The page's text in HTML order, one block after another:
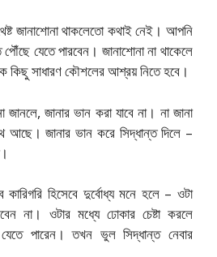
জানাশোনা থাকলেতো কথাই নেই। আপনি
যেতে পারবেন। জানাশোনা না থাকেলে
কিছু সাধারণ কৌশলের আশ্রয় নিতে হবে।
জানার ভান করা যাবে না। না জানা
আছে। জানার ভান করে সিদ্ধান্ত দিলে –
হিসেবে দুর্বোধ্য মনে হলে – ওটা
না। ওটার মধ্যে ঢোকার চেষ্টা করলে
পারেন। তখন ভুল সিদ্ধান্ত নেবার